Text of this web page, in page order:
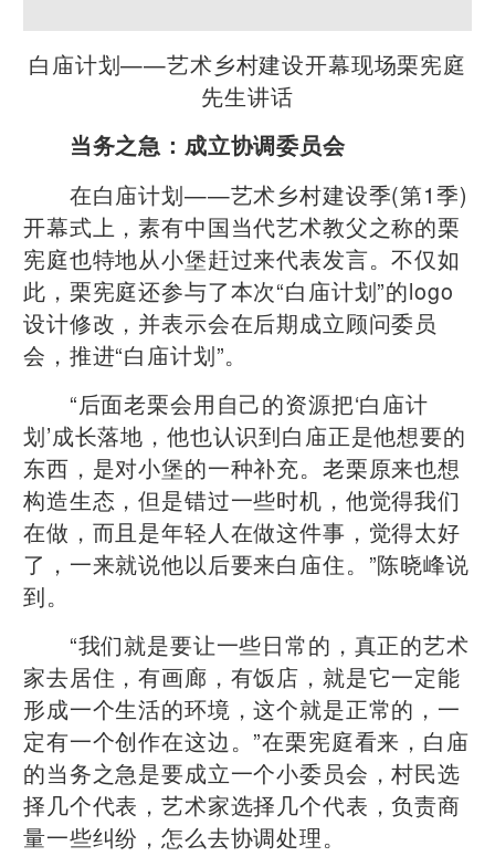
白庙计划——艺术乡村建设开幕现场栗宪庭
先生讲话
当务之急：成立协调委员会
在白庙计划——艺术乡村建设季(第1季)
开幕式上，素有中国当代艺术教父之称的栗
宪庭也特地从小堡赶过来代表发言。不仅如
此，栗宪庭还参与了本次“白庙计划”的logo
设计修改，并表示会在后期成立顾问委员
会，推进“白庙计划”。
“后面老栗会用自己的资源把‘白庙计
划’成长落地，他也认识到白庙正是他想要的
东西，是对小堡的一种补充。老栗原来也想
构造生态，但是错过一些时机，他觉得我们
在做，而且是年轻人在做这件事，觉得太好
了，一来就说他以后要来白庙住。”陈晓峰说
到。
“我们就是要让一些日常的，真正的艺术
家去居住，有画廊，有饭店，就是它一定能
形成一个生活的环境，这个就是正常的，一
定有一个创作在这边。”在栗宪庭看来，白庙
的当务之急是要成立一个小委员会，村民选
择几个代表，艺术家选择几个代表，负责商
量一些纠纷，怎么去协调处理。